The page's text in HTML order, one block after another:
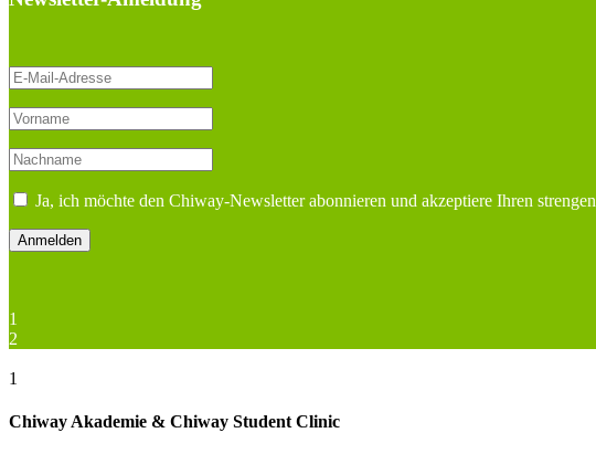
Ja, ich möchte den Chiway-Newsletter abonnieren und akzeptiere Ihren strengen
1
2
1
Chiway Akademie & Chiway Student Clinic